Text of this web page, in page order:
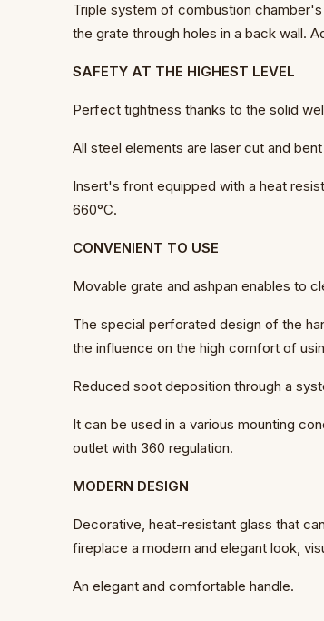
Triple system of combustion
the grate through holes in a back wall.
SAFETY AT THE HIGHEST LEVEL
Perfect tightness thanks to the solid
All steel elements are laser cut and
Insert's front equipped with a heat
660°C.
CONVENIENT TO USE
Movable grate and ashpan enables to
The special perforated design of the
the influence on the high comfort of
Reduced soot deposition through a
It can be used in a various mounting
outlet with 360 regulation.
MODERN DESIGN
Decorative, heat-resistant glass that
fireplace a modern and elegant look,
An elegant and comfortable handle.